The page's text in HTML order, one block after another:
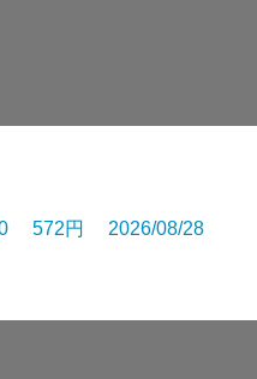
0 572円 2026/08/28